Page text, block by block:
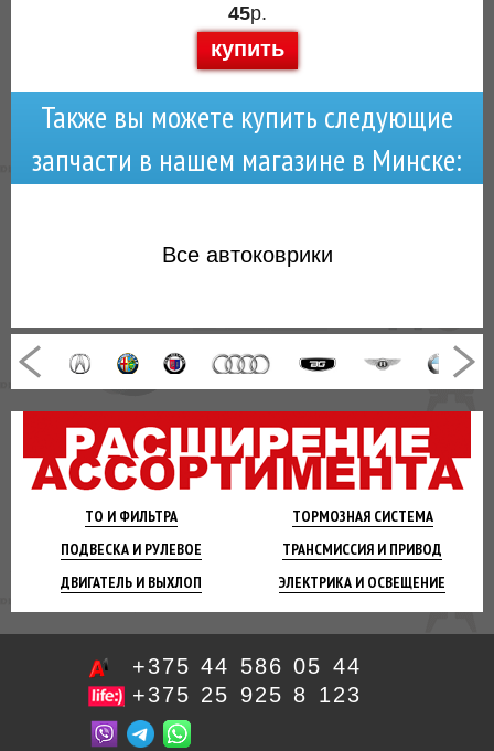
ТО И ФИЛЬТРА ТОРМОЗНАЯСИСТЕМА
ПОДВЕСКА И РУЛЕВОЕ ТРАНСМИССИЯ И ПРИВОД
ДВИГАТЕЛЬ И ВЫХЛОП ЭЛЕКТРИКА И ОСВЕЩЕНИЕ
45р.
купить
Также вы можете купить следующие
запчасти в нашем магазине в Минске:
Все автоковрики
+375 44 586 05 44
+375 25 925 8 123